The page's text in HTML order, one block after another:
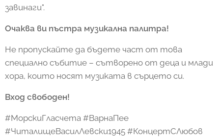
завинаги".
Очаква ви пъстра музикална палитра!
Не пропускайте да бъдете част от това
специално събитие – сътворено от деца и млади
хора, които носят музиката в сърцето си.
Вход свободен!
#МорскиГласчета #ВарнаПее
#ЧиталищеВасилЛевски1945 #КонцертСЛюбов